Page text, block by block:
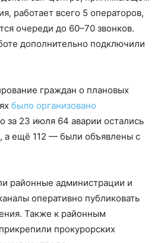
работает всего 5 операторов,
очереди до 60–70 звонков.
дополнительно подключили
граждан о плановых
было организовано
за 23 июля 64 аварии остались
а ещё 112 — были объявлены с
районные администрации и
оперативно публиковать
Также к районным
прокурорских